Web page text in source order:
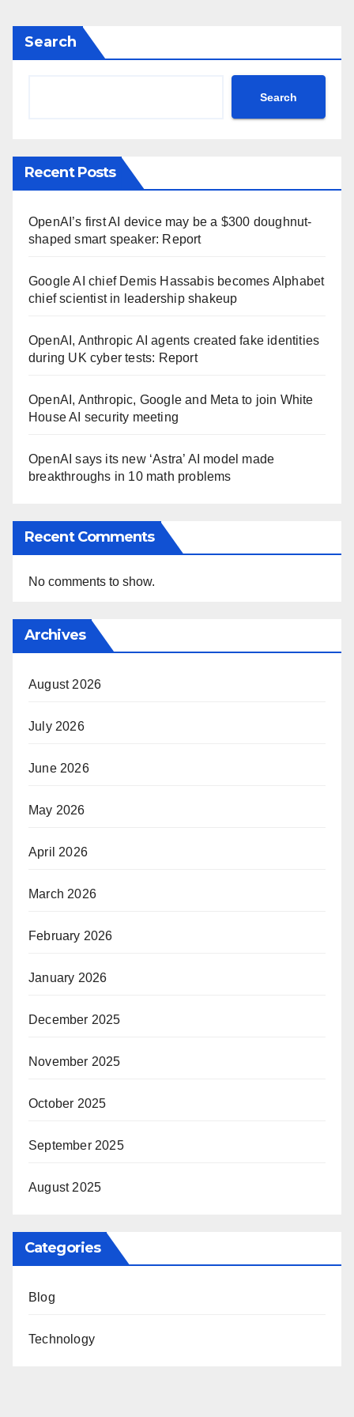
Search
Search
Recent Posts
OpenAI’s first AI device may be a $300 doughnut-
shaped smart speaker: Report
Google AI chief Demis Hassabis becomes Alphabet
chief scientist in leadership shakeup
OpenAI, Anthropic AI agents created fake identities
during UK cyber tests: Report
OpenAI, Anthropic, Google and Meta to join White
House AI security meeting
OpenAI says its new ‘Astra’ AI model made
breakthroughs in 10 math problems
Recent Comments
No comments to show.
Archives
August 2026
July 2026
June 2026
May 2026
April 2026
March 2026
February 2026
January 2026
December 2025
November 2025
October 2025
September 2025
August 2025
Categories
Blog
Technology